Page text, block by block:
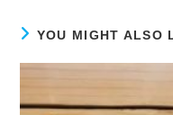
YOU MIGHT ALSO